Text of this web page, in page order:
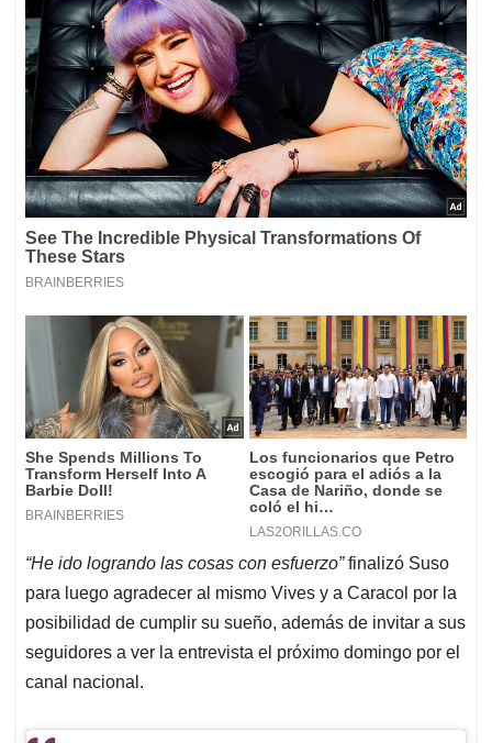
“He ido logrando las cosas con esfuerzo”finalizó Suso
para luego agradecer al mismo Vives y a Caracol por la
posibilidad de cumplir su sueño, además de invitar a sus
seguidores a ver la entrevista el próximo domingo por el
canal nacional.